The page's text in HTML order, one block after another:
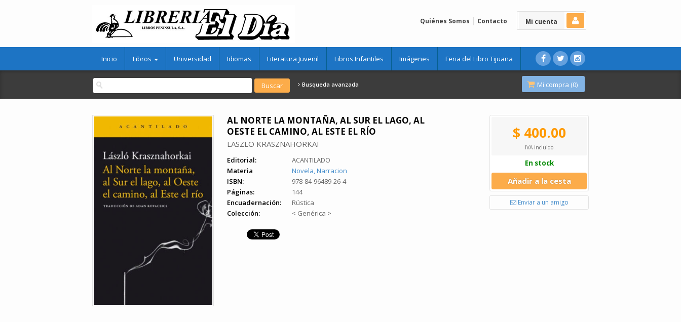
Mi cuenta
Quiénes Somos Contacto
Inicio Libros Universidad Idiomas Literatura Juvenil Libros Infantiles Imágenes Feria del Libro Tijuana
Busqueda avanzada Mi compra (0)
AL NORTE LA MONTAÑA, AL SUR EL LAGO, AL
OESTE EL CAMINO, AL ESTE EL RÍO
LASZLO KRASZNAHORKAI
Editorial:
ACANTILADO
Materia
Novela, Narracion
ISBN:
978-84-96489-26-4
Páginas:
144
Encuadernación:
Rústica
Colección:
< Genérica >
$ 400.00
IVA incluido
En stock
Añadir a la cesta
Enviar a un amigo